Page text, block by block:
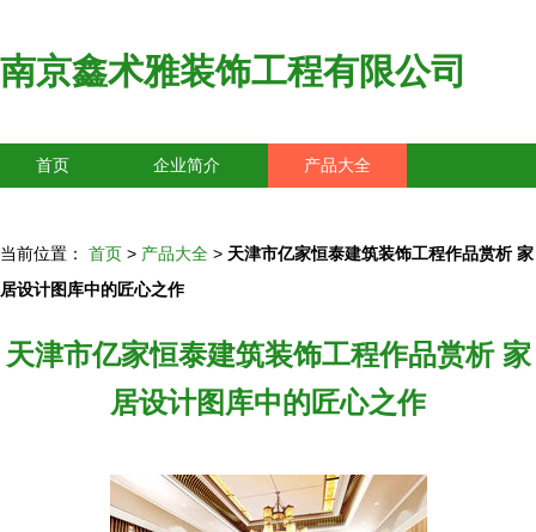
南京鑫术雅装饰工程有限公司
首页 企业简介 产品大全
当前位置： 首页 > 产品大全 > 天津市亿家恒泰建筑装饰工程作品赏析 家
居设计图库中的匠心之作
天津市亿家恒泰建筑装饰工程作品赏析 家
居设计图库中的匠心之作